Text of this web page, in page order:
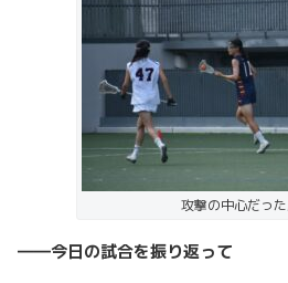
攻撃の中心だっ
――今日の試合を振り返って